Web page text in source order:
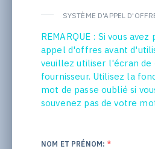
SYSTÈME D'APPEL
REMARQUE : Si vous
appel d'offres avant
veuillez utiliser l'écran de
fournisseur. Utilisez la
mot de passe oublié si
souvenez pas de votre
NOM ET PRÉNOM:*